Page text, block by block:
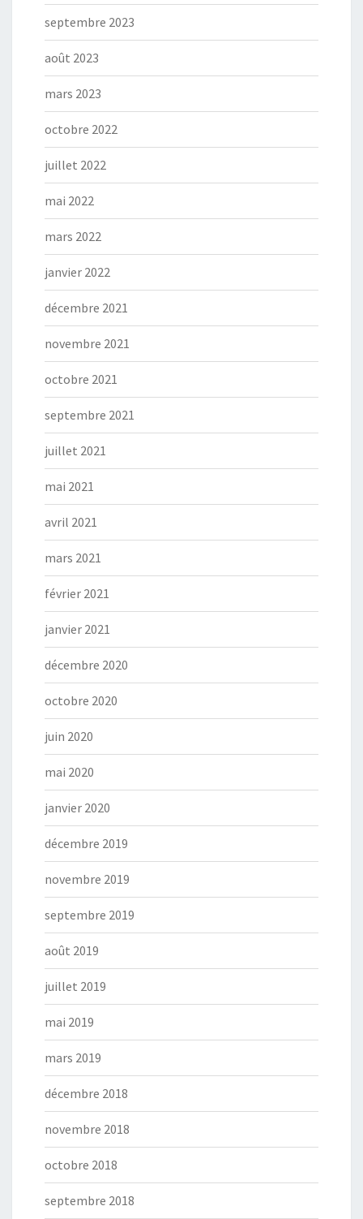
septembre 2023
août 2023
mars 2023
octobre 2022
juillet 2022
mai 2022
mars 2022
janvier 2022
décembre 2021
novembre 2021
octobre 2021
septembre 2021
juillet 2021
mai 2021
avril 2021
mars 2021
février 2021
janvier 2021
décembre 2020
octobre 2020
juin 2020
mai 2020
janvier 2020
décembre 2019
novembre 2019
septembre 2019
août 2019
juillet 2019
mai 2019
mars 2019
décembre 2018
novembre 2018
octobre 2018
septembre 2018